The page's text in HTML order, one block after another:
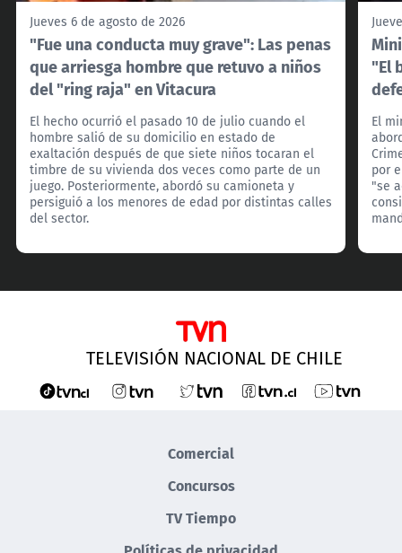
Jueves 6 de agosto de 2026
"Fue una conducta muy grave": Las penas
que arriesga hombre que retuvo a niños
del "ring raja" en Vitacura
El hecho ocurrió el pasado 10 de julio cuando el
hombre salió de su domicilio en estado de
exaltación después de que siete niños tocaran el
timbre de su vivienda dos veces como parte de un
juego. Posteriormente, abordó su camioneta y
persiguió a los menores de edad por distintas calles
del sector.
"El
El
por
"se
TELEVISIÓN NACIONAL DE CHILE
Comercial
Concursos
TV Tiempo